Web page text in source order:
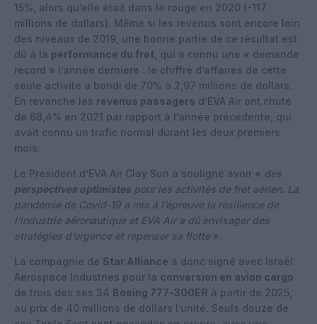
15%, alors qu’elle était dans le rouge en 2020 (-117
millions de dollars). Même si les revenus sont encore loin
des niveaux de 2019, une bonne partie de ce résultat est
dû à la performance du fret , qui a connu une « demande
record » l’année dernière : le chiffre d’affaires de cette
seule activité a bondi de 70% à 2,97 millions de dollars.
En revanche les revenus passagers d’EVA Air ont chuté
de 68,4% en 2021 par rapport à l’année précédente, qui
avait connu un trafic normal durant les deux premiers
mois.
Le Président d’EVA Air Clay Sun a souligné avoir « des
perspectives optimistes pour les activités de fret aérien. La
pandémie de Covid-19 a mis à l’épreuve la résilience de
l’industrie aéronautique et EVA Air a dû envisager des
stratégies d’urgence et repenser sa flotte ».
La compagnie de Star Alliance a donc signé avec Israël
Aerospace Industries pour la conversion en avion cargo
de trois des ses 34 Boeing 777-300ER à partir de 2025,
au prix de 40 millions de dollars l’unité. Seuls douze de